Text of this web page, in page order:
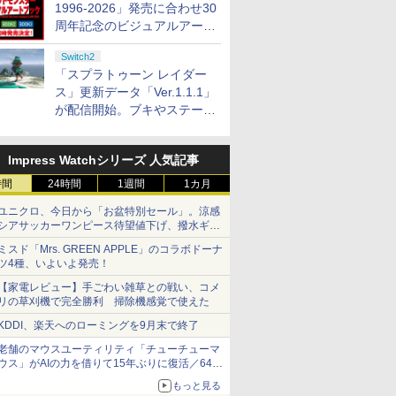
1996-2026」発売に合わせ30
周年記念のビジュアルアート
ブック3冊同時発売が決定
Switch2
「スプラトゥーン レイダー
ス」更新データ「Ver.1.1.1」
が配信開始。ブキやステージ
Impress Watchシリーズ 人気記事
24時間 1週間 1カ月
ニクロ、今日から「お盆特別セール」。涼感
アサッカーワンピース待望値下げ、撥水ギア
ョーツは1990円に
スド「Mrs. GREEN APPLE」のコラボドーナ
4種、いよいよ発売！
家電レビュー】手ごわい雑草との戦い、コメ
の草刈機で完全勝利 掃除機感覚で使えた
、楽天へのローミングを9月末で終了
舗のマウスユーティリティ「チューチューマ
ス」がAIの力を借りて15年ぶりに復活／64bit
、Windows 10/11、「Chrome」も走り回
。復活記念で2026年末まで500円
もっと見る